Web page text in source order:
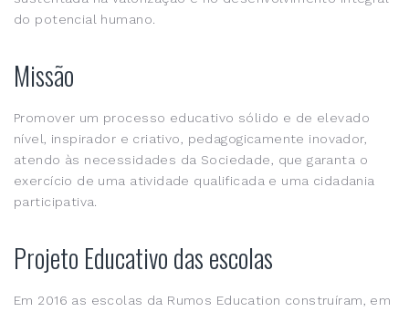
do potencial humano.
Missão
Promover um processo educativo sólido e de elevado
nível, inspirador e criativo, pedagogicamente inovador,
atendo às necessidades da Sociedade, que garanta o
exercício de uma atividade qualificada e uma cidadania
participativa.
Projeto Educativo das escolas
Em 2016 as escolas da Rumos Education construíram, em